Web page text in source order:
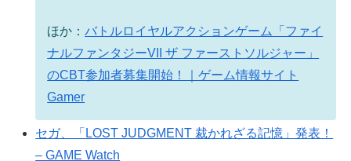
ほか：バトルロイヤルアクションゲーム「ファイ
ナルファンタジーVII ザ ファーストソルジャー」
のCBT参加者募集開始！｜ゲーム情報サイト
Gamer
セガ、「LOST JUDGMENT 裁かれざる記憶」発表！
– GAME Watch